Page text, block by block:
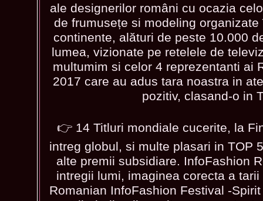
ale designerilor români cu ocazia
de frumusețe si modeling
continente, alături de peste 10.000
lumea, vizionate pe retelele de
multumim si celor 4 reprezentanti ai
2017 care au adus tara noastra in
pozitiv, clasand-o in
👉 14 Titluri mondiale cucerite, la
intreg globul, si multe plasari in TOP
alte premii subsidiare. InfoFashion
intregii lumi, imaginea corecta a
Romanian InfoFashion Festival -